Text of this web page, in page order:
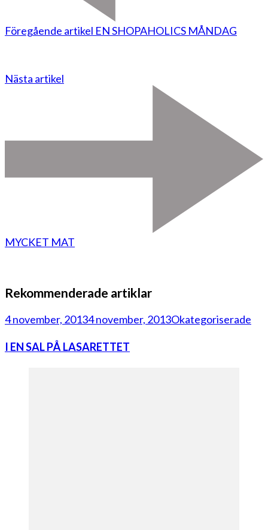
Föregående artikel EN SHOPAHOLICS MÅNDAG
Nästa artikel
MYCKET MAT
Rekommenderade artiklar
4 november, 20134 november, 2013Okategoriserade
I EN SAL PÅ LASARETTET